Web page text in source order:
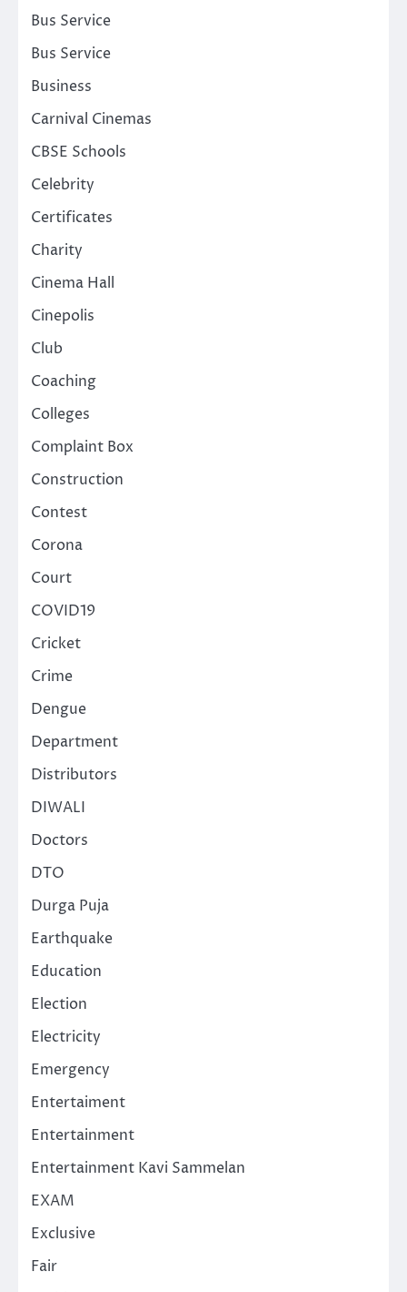
Bus Service
Bus Service
Business
Carnival Cinemas
CBSE Schools
Celebrity
Certificates
Charity
Cinema Hall
Cinepolis
Club
Coaching
Colleges
Complaint Box
Construction
Contest
Corona
Court
COVID19
Cricket
Crime
Dengue
Department
Distributors
DIWALI
Doctors
DTO
Durga Puja
Earthquake
Education
Election
Electricity
Emergency
Entertaiment
Entertainment
Entertainment Kavi Sammelan
EXAM
Exclusive
Fair